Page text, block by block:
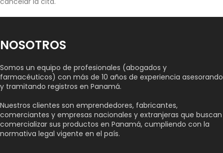
NOSOTROS
Somos un equipo de profesionales (abogados y
farmacéuticos) con más de 10 años de experiencia asesorando
y tramitando registros en Panamá.
Nuestros clientes son emprendedores, fabricantes,
comerciantes y empresas nacionales y extranjeras que buscan
comercializar sus productos en Panamá, cumpliendo con la
normativa legal vigente en el país.